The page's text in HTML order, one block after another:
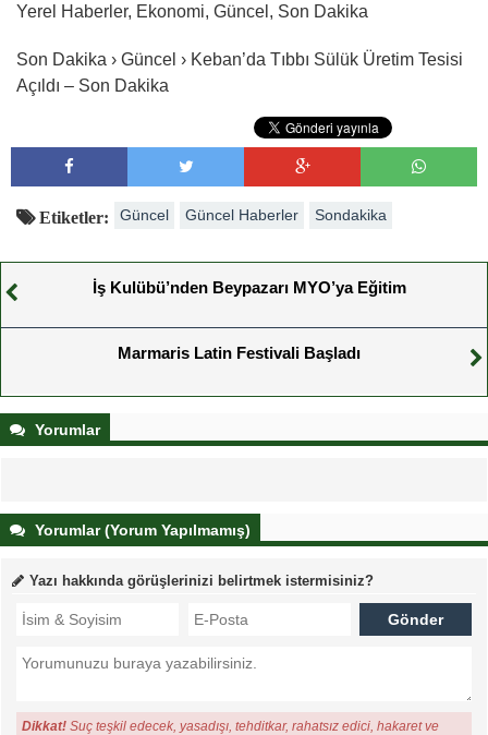
Yerel Haberler, Ekonomi, Güncel, Son Dakika
Son Dakika › Güncel › Keban’da Tıbbı Sülük Üretim Tesisi
Açıldı – Son Dakika
Etiketler: Güncel Güncel Haberler Sondakika
İş Kulübü’nden Beypazarı MYO’ya Eğitim
Marmaris Latin Festivali Başladı
Yorumlar
Yorumlar (Yorum Yapılmamış)
Yazı hakkında görüşlerinizi belirtmek istermisiniz?
Dikkat! Suç teşkil edecek, yasadışı, tehditkar, rahatsız edici, hakaret ve